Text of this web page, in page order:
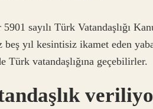
5901 sayılı Türk Vatandaşlığı
yıl kesintisiz ikamet eden
Türk vatandaşlığına geçebilirler.